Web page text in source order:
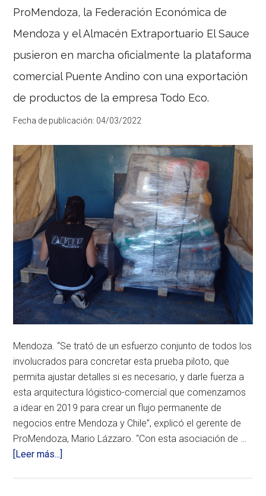
ProMendoza, la Federación Económica de
Mendoza y el Almacén Extraportuario El Sauce
pusieron en marcha oficialmente la plataforma
comercial Puente Andino con una exportación
de productos de la empresa Todo Eco.
Fecha de publicación: 04/03/2022
Mendoza. “Se trató de un esfuerzo conjunto de todos los
involucrados para concretar esta prueba piloto, que
permita ajustar detalles si es necesario, y darle fuerza a
esta arquitectura lógistico-comercial que comenzamos
a idear en 2019 para crear un flujo permanente de
negocios entre Mendoza y Chile”, explicó el gerente de
ProMendoza, Mario Lázzaro. “Con esta asociación de …
[Leer más...]